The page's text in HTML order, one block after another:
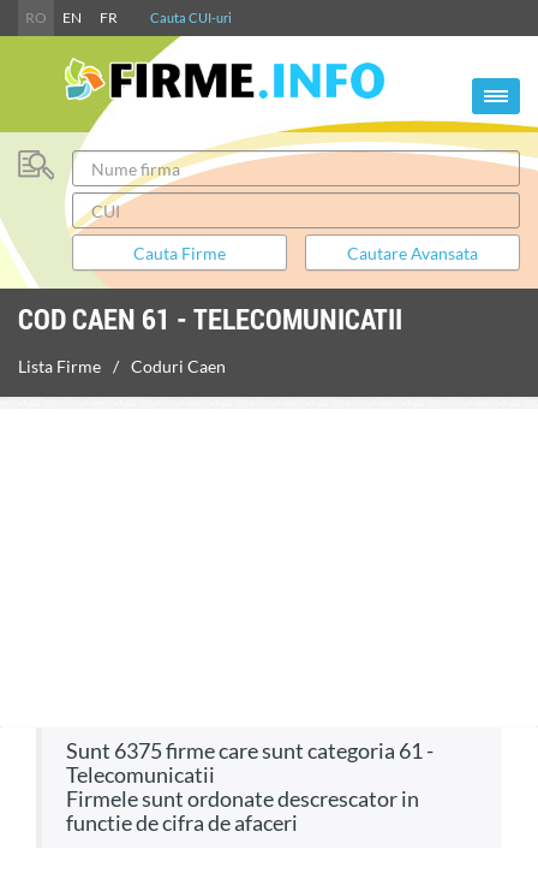
RO EN FR Cauta CUI-uri
COD CAEN 61 - TELECOMUNICATII
Lista Firme Coduri Caen
sunt 6375 firme care sunt categoria 61 -
Telecomunicatii
Firmele sunt ordonate descrescator in
functie de cifra de afaceri